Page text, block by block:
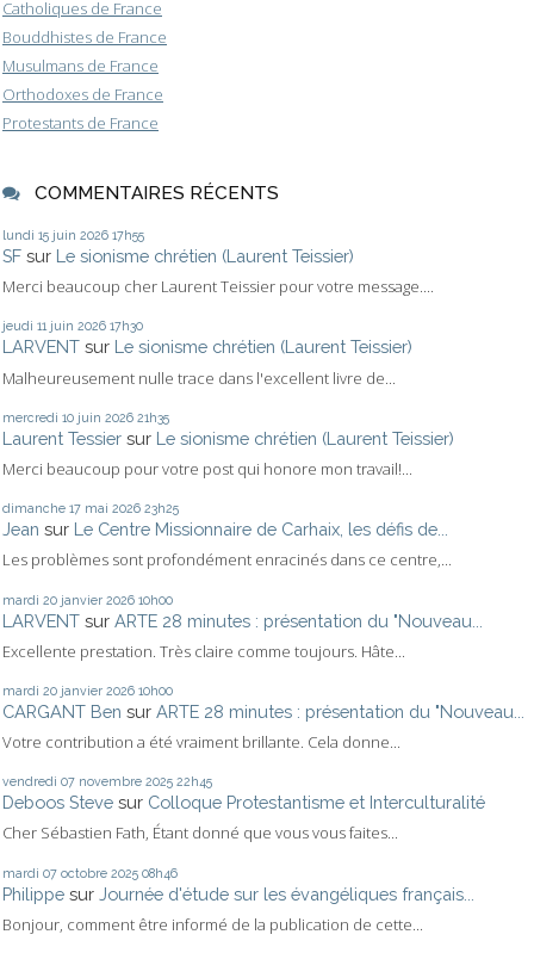
Catholiques de France
Bouddhistes de France
Musulmans de France
Orthodoxes de France
Protestants de France
COMMENTAIRES RÉCENTS
lundi 15 juin 2026 17h55
SF sur Le sionisme chrétien (Laurent Teissier)
Merci beaucoup cher Laurent Teissier pour votre message....
jeudi 11 juin 2026 17h30
LARVENT sur Le sionisme chrétien (Laurent Teissier)
Malheureusement nulle trace dans l'excellent livre de...
mercredi 10 juin 2026 21h35
Laurent Tessier sur Le sionisme chrétien (Laurent Teissier)
Merci beaucoup pour votre post qui honore mon travail!...
dimanche 17 mai 2026 23h25
Jean sur Le Centre Missionnaire de Carhaix, les défis de...
Les problèmes sont profondément enracinés dans ce centre,...
mardi 20 janvier 2026 10h00
LARVENT sur ARTE 28 minutes : présentation du "Nouveau...
Excellente prestation. Très claire comme toujours. Hâte...
mardi 20 janvier 2026 10h00
CARGANT Ben sur ARTE 28 minutes : présentation du "Nouveau...
Votre contribution a été vraiment brillante. Cela donne...
vendredi 07 novembre 2025 22h45
Deboos Steve sur Colloque Protestantisme et Interculturalité
Cher Sébastien Fath, Étant donné que vous vous faites...
mardi 07 octobre 2025 08h46
Philippe sur Journée d'étude sur les évangéliques français...
Bonjour, comment être informé de la publication de cette...